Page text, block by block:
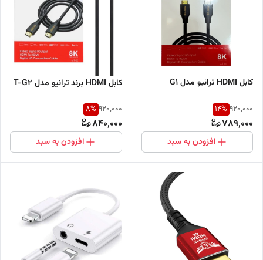
کابل HDMI ترانیو مدل G1
920,000
14%
789,000
افزودن به سبد
کابل HDMI برند ترانیو مدل T-G2
920,000
8%
840,000
افزودن به سبد